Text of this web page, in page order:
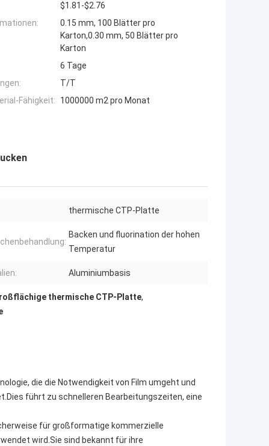
$1.81-$2.76
0.15 mm, 100 Blätter pro
Karton,0.30 mm, 50 Blätter pro
Karton
6 Tage
T/T
Fähigkeit:
1000000 m2 pro Monat
thermische CTP-Platte
Backen und fluorination der hohen
Temperatur
Aluminiumbasis
thermische CTP-Platte,
die die Notwendigkeit von Film umgeht und
führt zu schnelleren Bearbeitungszeiten, eine
für großformatige kommerzielle
wird.Sie sind bekannt für ihre